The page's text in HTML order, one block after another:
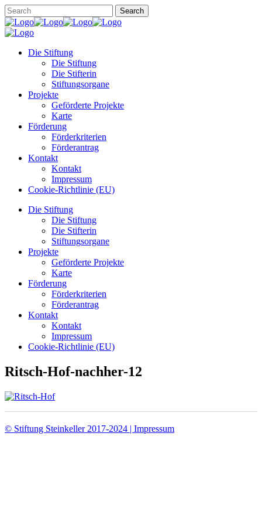
Die Stiftung
Die Stiftung
Die Stifterin
Stiftungsorgane
Projekte
Geförderte Projekte
Karte
Förderung
Förderkriterien
Förderantrag
Kontakt
Kontakt
Impressum
Cookie-Richtlinie (EU)
Die Stiftung
Die Stiftung
Die Stifterin
Stiftungsorgane
Projekte
Geförderte Projekte
Karte
Förderung
Förderkriterien
Förderantrag
Kontakt
Kontakt
Impressum
Cookie-Richtlinie (EU)
Ritsch-Hof-nachher-12
© Stiftung Steinkeller 2017-2024 | Impressum